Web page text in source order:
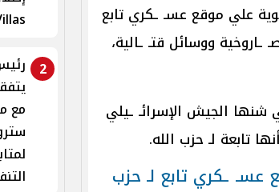
علي موقع عسـ ـكري تابع
ووسائل قتـ ـالية،
شنها الجيش الإسرائـ ـيلي
تابعة لـ حزب الله.
عسـ ـكري تابع لـ حزب
2
مع